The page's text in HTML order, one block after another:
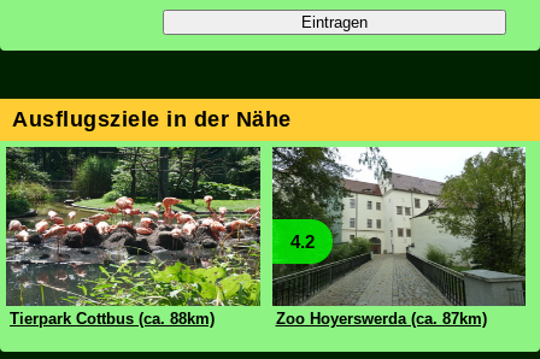
Ausflugsziele in der Nähe
Tierpark Cottbus (ca. 88km)
4.2
Zoo Hoyerswerda (ca. 87km)